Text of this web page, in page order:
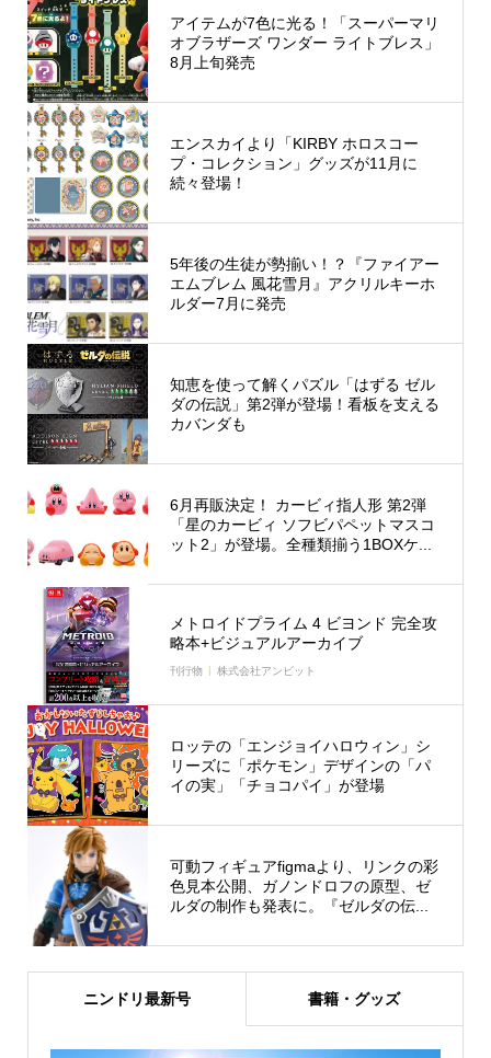
アイテムが7色に光る！「スーパーマリ
オブラザーズ ワンダー ライトブレス」
8月上旬発売
エンスカイより「KIRBY ホロスコー
プ・コレクション」グッズが11月に
続々登場！
5年後の生徒が勢揃い！？『ファイアー
エムブレム 風花雪月』アクリルキーホ
ルダー7月に発売
知恵を使って解くパズル「はずる ゼル
ダの伝説」第2弾が登場！看板を支える
カバンダも
6月再販決定！ カービィ指人形 第2弾
「星のカービィ ソフビパペットマスコ
ット2」が登場。全種類揃う1BOXケ...
メトロイドプライム 4 ビヨンド 完全攻
略本+ビジュアルアーカイブ
刊行物 株式会社アンビット
ロッテの「エンジョイハロウィン」シ
リーズに「ポケモン」デザインの「パ
イの実」「チョコパイ」が登場
可動フィギュアfigmaより、リンクの彩
色見本公開、ガノンドロフの原型、ゼ
ルダの制作も発表に。『ゼルダの伝...
ニンドリ最新号 書籍・グッズ